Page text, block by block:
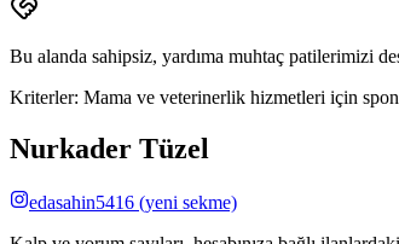
Bu alanda sahipsiz, yardıma muhtaç patilerimizi
Kriterler: Mama ve veterinerlik hizmetleri için
Nurkader Tüzel
edasahin5416 (yeni sekme)